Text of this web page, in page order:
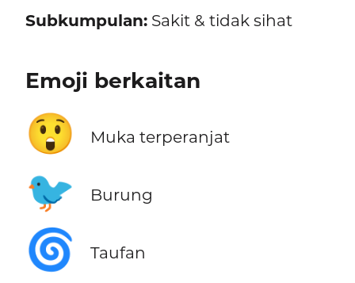
Subkumpulan:Sakit & tidak sihat
Emoji berkaitan
😲 Muka terperanjat
🐦 Burung
🌀 Taufan